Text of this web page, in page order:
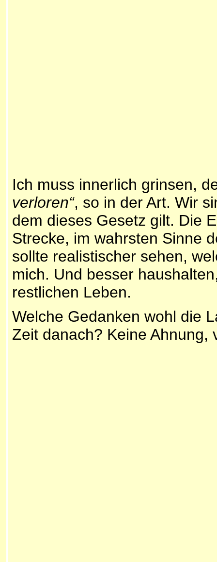
Ich muss innerlich grinsen,
verloren“, so in der Art. Wir
dem dieses Gesetz gilt. Die
Strecke, im wahrsten Sinne
sollte realistischer sehen,
mich. Und besser
restlichen Leben.
Welche Gedanken wohl die
Zeit danach? Keine